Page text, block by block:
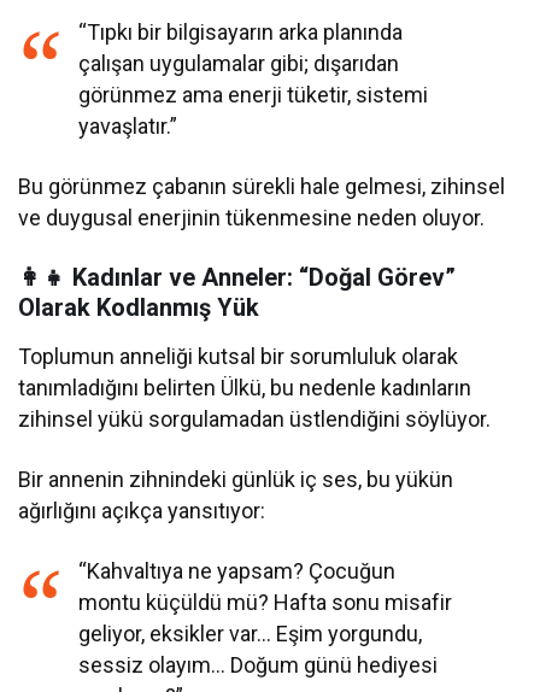
“Tıpkı bir bilgisayarın arka planında
çalışan uygulamalar gibi; dışarıdan
görünmez ama enerji tüketir, sistemi
yavaşlatır.”
Bu görünmez çabanın sürekli hale gelmesi, zihinsel
ve duygusal enerjinin tükenmesine neden oluyor.
👩‍👧 Kadınlar ve Anneler: “Doğal Görev”
Olarak Kodlanmış Yük
Toplumun anneliği kutsal bir sorumluluk olarak
tanımladığını belirten Ülkü, bu nedenle kadınların
zihinsel yükü sorgulamadan üstlendiğini söylüyor.
Bir annenin zihnindeki günlük iç ses, bu yükün
ağırlığını açıkça yansıtıyor:
“Kahvaltıya ne yapsam? Çocuğun
montu küçüldü mü? Hafta sonu misafir
geliyor, eksikler var… Eşim yorgundu,
sessiz olayım… Doğum günü hediyesi